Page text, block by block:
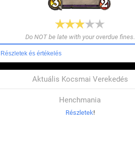
Do NOT be late with your overdue fines.
Részletek és értékelés
Aktuális Kocsmai Verekedés
Henchmania
Részletek!